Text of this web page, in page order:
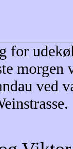
for
morgen
ved